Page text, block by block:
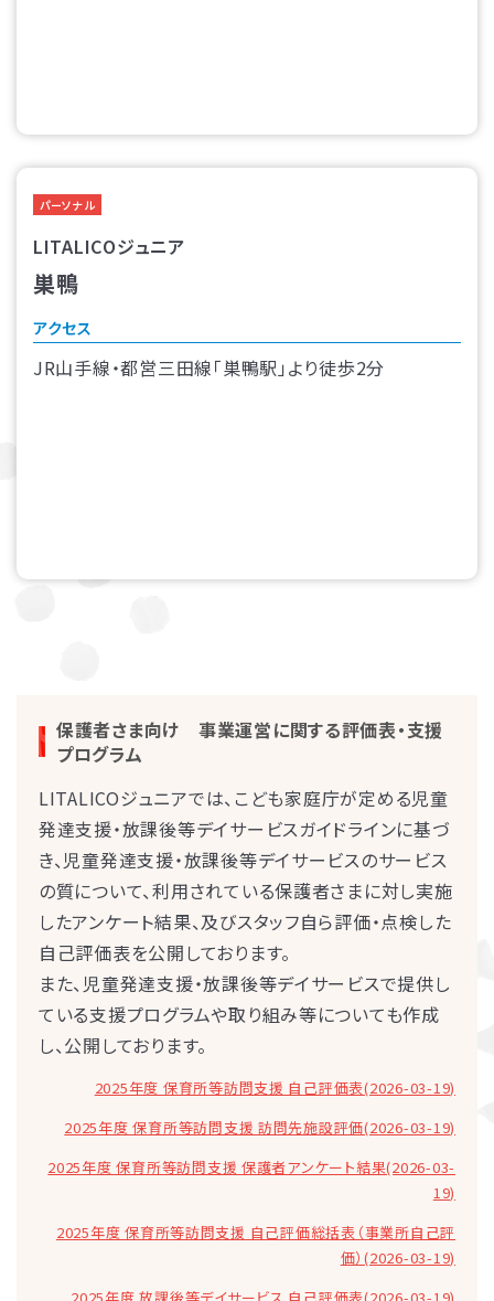
パーソナル
LITALICOジュニア
巣鴨
アクセス
JR山手線・都営三田線「巣鴨駅」より徒歩2分
保護者さま向け 事業運営に関する評価表・支援
プログラム
LITALICOジュニアでは、こども家庭庁が定める児童
発達支援・放課後等デイサービスガイドラインに基づ
き、児童発達支援・放課後等デイサービスのサービス
の質について、利用されている保護者さまに対し実施
したアンケート結果、及びスタッフ自ら評価・点検した
自己評価表を公開しております。
また、児童発達支援・放課後等デイサービスで提供し
ている支援プログラムや取り組み等についても作成
し、公開しております。
2025年度 保育所等訪問支援 自己評価表(2026-03-19)
2025年度 保育所等訪問支援 訪問先施設評価(2026-03-19)
2025年度 保育所等訪問支援 保護者アンケート結果(2026-03-
19)
2025年度 保育所等訪問支援 自己評価総括表（事業所自己評
価）(2026-03-19)